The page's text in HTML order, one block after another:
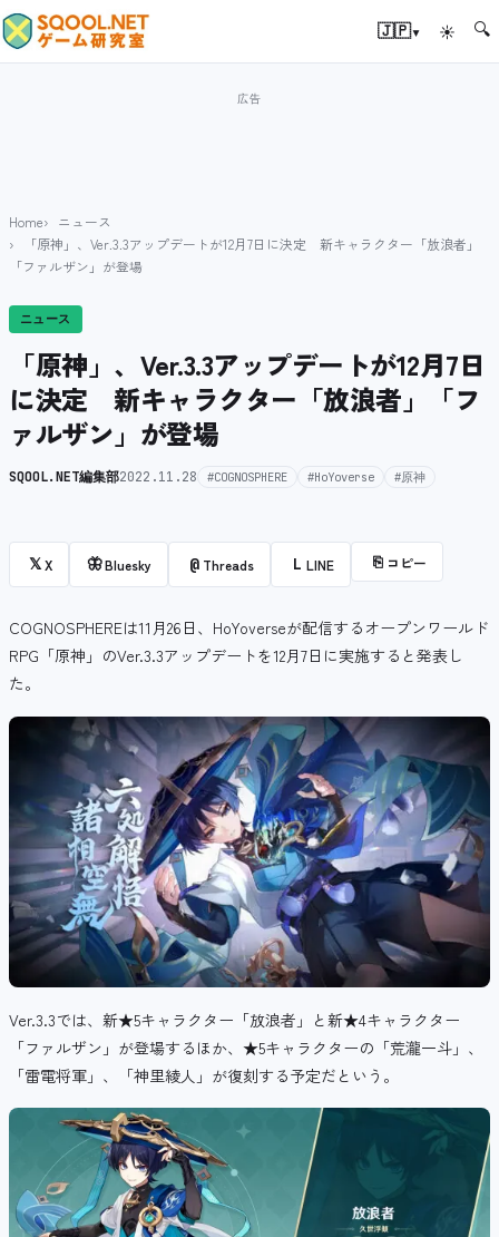
🇯🇵▾ ☀ 🔍
Home
ニュース
「原神」、Ver.3.3アップデートが12月7日に決定 新キャラクター「放浪者」
「ファルザン」が登場
ニュース
「原神」、Ver.3.3アップデートが12月7日
に決定 新キャラクター「放浪者」「フ
ァルザン」が登場
SQOOL.NET編集部2022.11.28 #COGNOSPHERE #HoYoverse #原神
𝕏X 🦋Bluesky @ Threads L LINE ⎘ コピー
COGNOSPHEREは11月26日、HoYoverseが配信するオープンワールド
RPG「原神」のVer.3.3アップデートを12月7日に実施すると発表し
た。
Ver.3.3では、新★5キャラクター「放浪者」と新★4キャラクター
「ファルザン」が登場するほか、★5キャラクターの「荒瀧一斗」、
「雷電将軍」、「神里綾人」が復刻する予定だという。